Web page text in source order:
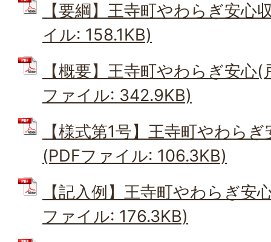
【要綱】王寺町やわらぎ安心
イル: 158.1KB)
【概要】王寺町やわらぎ安心
ファイル: 342.9KB)
【様式第1号】王寺町やわら
(PDFファイル: 106.3KB)
【記入例】王寺町やわらぎ安
ファイル: 176.3KB)